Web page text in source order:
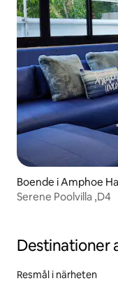
Boende i Amphoe
Serene Poolvilla ,D4
Destinationer
Resmål i närheten